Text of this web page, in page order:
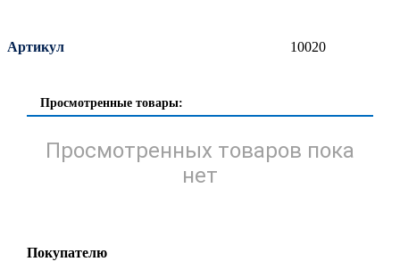
Артикул 10020
Просмотренные товары:
Просмотренных товаров пока
нет
Покупателю